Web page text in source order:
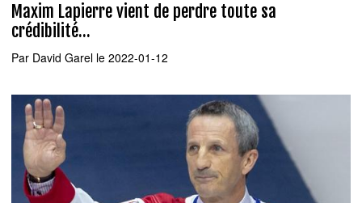
Maxim Lapierre vient de perdre toute sa
crédibilité...
Par David Garel le 2022-01-12